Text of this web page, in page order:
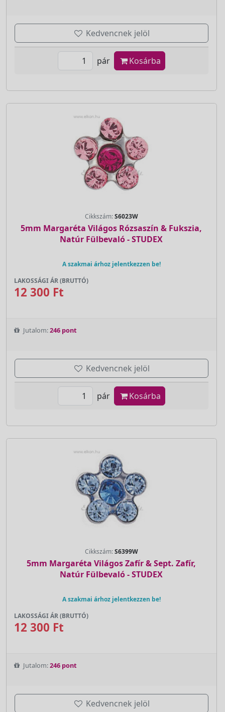
Kedvencnek jelöl
pár Kosárba
Cikkszám:S6023W
5mm Margaréta Világos Rózsaszín & Fukszia,
Natúr Fülbevaló - STUDEX
A szakmai árhoz jelentkezzen be!
LAKOSSÁGI ÁR (BRUTTÓ)
12 300 Ft
Jutalom:246 pont
Kedvencnek jelöl
pár Kosárba
Cikkszám:S6399W
5mm Margaréta Világos Zafír & Sept. Zafír,
Natúr Fülbevaló - STUDEX
A szakmai árhoz jelentkezzen be!
LAKOSSÁGI ÁR (BRUTTÓ)
12 300 Ft
Jutalom:246 pont
Kedvencnek jelöl